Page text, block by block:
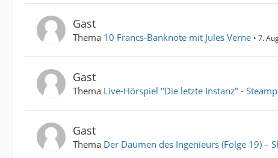
Gast
Thema 10 Francs-Banknote mit Jules Verne 7.
Gast
Thema Live-Hörspiel "Die letzte Instanz" -
Gast
Thema Der Daumen des Ingenieurs (Folge 19) –